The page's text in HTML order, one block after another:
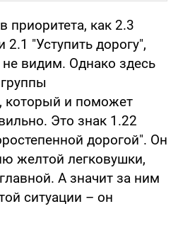
приоритета, как 2.3
2.1 "Уступить дорогу",
видим. Однако здесь
который и поможет
Это знак 1.22
дорогой". Он
желтой легковушки,
А значит за ним
ситуации – он